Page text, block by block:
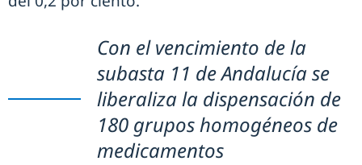
Con el vencimiento de la
subasta 11 de Andalucía se
liberaliza la dispensación de
180 grupos homogéneos de
medicamentos